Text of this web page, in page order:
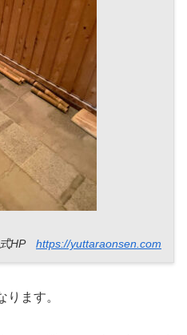
HP https://yuttaraonsen.com
ます。